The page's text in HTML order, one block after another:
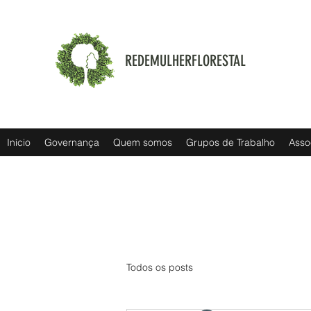
REDEMULHERFLORESTAL
Início Governança Quem somos Grupos de Trabalho
Todos os posts